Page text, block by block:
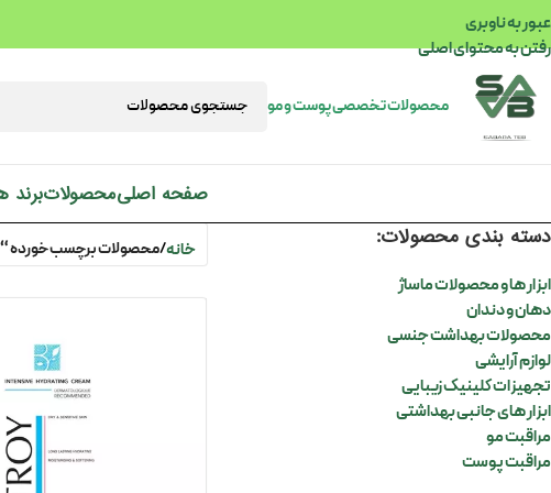
عبور به ناوبری
رفتن به محتوای اصلی
محصولات تخصصی پوست و مو
صفحه اصلیمحصولاتبرند
دسته بندی محصولات:
ابزار ها و محصولات ماساژ
دهان و دندان
محصولات بهداشت جنسی
لوازم آرایشی
تجهیزات کلینیک زیبایی
ابزار های جانبی بهداشتی
مراقبت مو
مراقبت پوست
خانه/محصولات برچسب خورده